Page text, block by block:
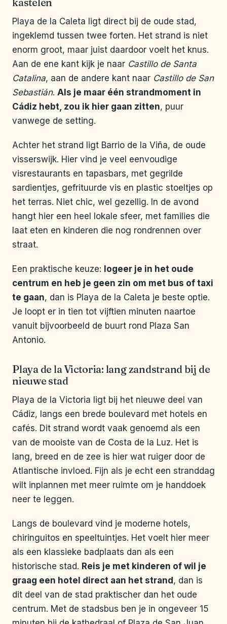
Playa de la Caleta ligt direct bij de oude stad,
ingeklemd tussen twee forten. Het strand is niet
enorm groot, maar juist daardoor voelt het knus.
Aan de ene kant kijk je naar Castillo de Santa
Catalina, aan de andere kant naar Castillo de San
Sebastián. Als je maar één strandmoment in
Cádiz hebt, zou ik hier gaan zitten, puur
vanwege de setting.
Achter het strand ligt Barrio de la Viña, de oude
visserswijk. Hier vind je veel eenvoudige
visrestaurants en tapasbars, met gegrilde
sardientjes, gefrituurde vis en plastic stoeltjes op
het terras. Niet chic, wel gezellig. In de avond
hangt hier een heel lokale sfeer, met families die
laat eten en kinderen die nog rondrennen over
straat.
Een praktische keuze: logeer je in het oude
centrum en heb je geen zin om met bus of taxi
te gaan, dan is Playa de la Caleta je beste optie.
Je loopt er in tien tot vijftien minuten naartoe
vanuit bijvoorbeeld de buurt rond Plaza San
Antonio.
Playa de la Victoria: lang zandstrand bij de
nieuwe stad
Playa de la Victoria ligt bij het nieuwe deel van
Cádiz, langs een brede boulevard met hotels en
cafés. Dit strand wordt vaak genoemd als een
van de mooiste van de Costa de la Luz. Het is
lang, breed en de zee is hier wat ruiger door de
Atlantische invloed. Fijn als je echt een stranddag
wilt inplannen met meer ruimte om je handdoek
neer te leggen.
Langs de boulevard vind je moderne hotels,
chiringuitos en speeltuintjes. Het voelt hier meer
als een klassieke badplaats dan als een
historische stad. Reis je met kinderen of wil je
graag een hotel direct aan het strand , dan is
dit deel van de stad praktischer dan het oude
centrum. Met de stadsbus ben je in ongeveer 15